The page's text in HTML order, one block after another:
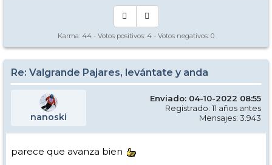
Karma: 44 - Votos positivos: 4 - Votos negativos: 0
Re: Valgrande Pajares, levántate y anda
nanoski
Enviado: 04-10-2022 08:55
Registrado: 11 años antes
Mensajes: 3.943
parece que avanza bien